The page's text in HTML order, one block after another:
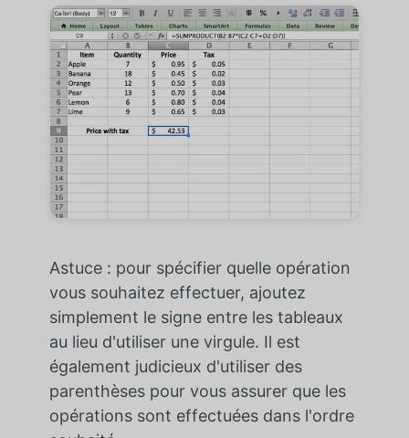
Astuce : pour spécifier quelle opération
vous souhaitez effectuer, ajoutez
simplement le signe entre les tableaux
au lieu d'utiliser une virgule. Il est
également judicieux d'utiliser des
parenthèses pour vous assurer que les
opérations sont effectuées dans l'ordre